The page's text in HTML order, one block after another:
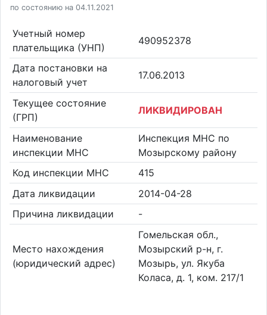
по состоянию на 04.11.2021
Учетный номер
плательщика (УНП)
490952378
Дата постановки на
налоговый учет
17.06.2013
Текущее состояние
(ГРП)
ЛИКВИДИРОВАН
Наименование
инспекции МНС
Инспекция МНС по
Мозырскому району
Код инспекции МНС
415
Дата ликвидации
2014-04-28
Причина ликвидации
-
Место нахождения
(юридический адрес)
Гомельская обл.,
Мозырский р-н, г.
Мозырь, ул. Якуба
Коласа, д. 1, ком. 217/1